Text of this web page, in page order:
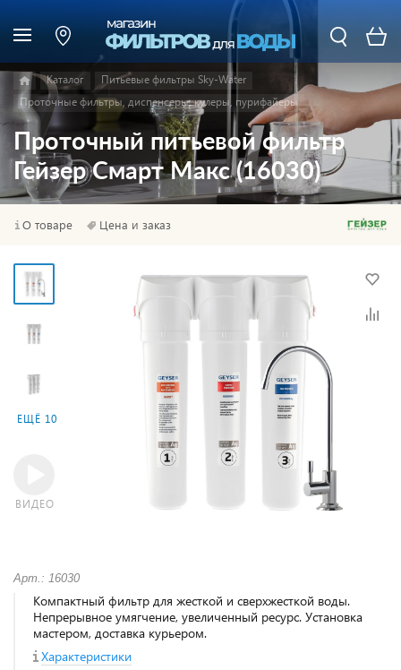
Каталог
Питьевые фильтры Sky-Water
Проточные фильтры, диспенсеры, кулеры, пурифайеры
Проточный питьевой фильтр
Гейзер Смарт Макс (16030)
О товаре Цена и заказ
ЕЩЁ 10
ВИДЕО
Арт.: 16030
Компактный фильтр для жесткой и сверхжесткой воды.
Непрерывное умягчение, увеличенный ресурс. Установка
мастером, доставка курьером.
Характеристики